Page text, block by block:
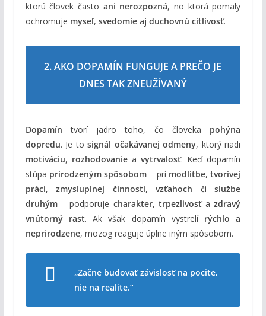
ktorú človek často ani nerozpozná, no ktorá pomaly
ochromuje myseľ, svedomieaj duchovnú citlivosť.
2. AKO DOPAMÍN FUNGUJE A PREČO JE
DNES TAK ZNEUŽÍVANÝ
Dopamín tvorí jadro toho, čo človeka pohýna
dopredu. Je tosignál očakávanej odmeny, ktorý riadi
motiváciu, rozhodovanieavytrvalosť. Keď dopamín
stúpa prirodzeným spôsobom – pri modlitbe,tvorivej
práci,zmysluplnej činnosti,vzťahoch čislužbe
druhým– podporuje charakter, trpezlivosťazdravý
vnútorný rast. Ak však dopamín vystrelí rýchlo a
neprirodzene, mozog reaguje úplne iným spôsobom.
„Začne budovať závislosť na pocite,
nie na realite.“